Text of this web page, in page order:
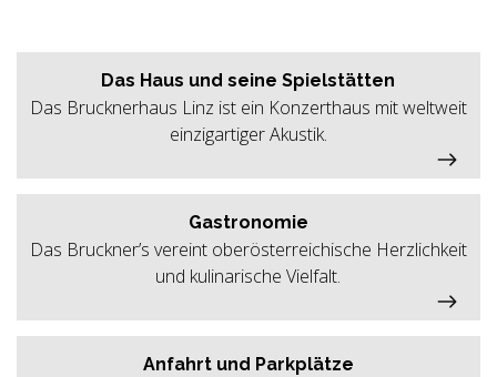
Das Haus und seine Spielstätten
Das Brucknerhaus Linz ist ein Konzerthaus mit weltweit
einzigartiger Akustik.
Gastronomie
Das Bruckner’s vereint oberösterreichische Herzlichkeit
und kulinarische Vielfalt.
Anfahrt und Parkplätze